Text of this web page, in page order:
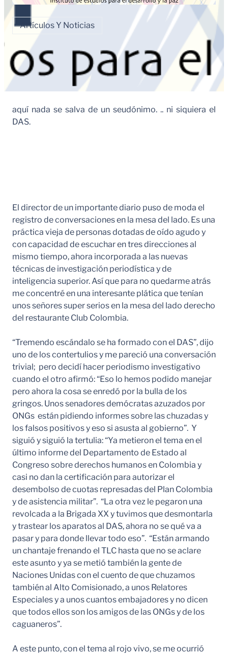
Artículos Y Noticias
aquí nada se salva de un seudónimo. .. ni siquiera el
DAS.
El director de un importante diario puso de moda el
registro de conversaciones en la mesa del lado. Es una
práctica vieja de personas dotadas de oído agudo y
con capacidad de escuchar en tres direcciones al
mismo tiempo, ahora incorporada a las nuevas
técnicas de investigación periodística y de
inteligencia superior. Así que para no quedarme atrás
me concentré en una interesante plática que tenían
unos señores super serios en la mesa del lado derecho
del restaurante Club Colombia.
“Tremendo escándalo se ha formado con el DAS”, dijo
uno de los contertulios y me pareció una conversación
trivial; pero decidí hacer periodismo investigativo
cuando el otro afirmó: “Eso lo hemos podido manejar
pero ahora la cosa se enredó por la bulla de los
gringos. Unos senadores demócratas azuzados por
ONGs están pidiendo informes sobre las chuzadas y
los falsos positivos y eso si asusta al gobierno”. Y
siguió y siguió la tertulia: “Ya metieron el tema en el
último informe del Departamento de Estado al
Congreso sobre derechos humanos en Colombia y
casi no dan la certificación para autorizar el
desembolso de cuotas represadas del Plan Colombia
y de asistencia militar”. “La otra vez le pegaron una
revolcada a la Brigada XX y tuvimos que desmontarla
y trastear los aparatos al DAS, ahora no se qué va a
pasar y para donde llevar todo eso”. “Están armando
un chantaje frenando el TLC hasta que no se aclare
este asunto y ya se metió también la gente de
Naciones Unidas con el cuento de que chuzamos
también al Alto Comisionado, a unos Relatores
Especiales y a unos cuantos embajadores y no dicen
que todos ellos son los amigos de las ONGs y de los
caguaneros”.
A este punto, con el tema al rojo vivo, se me ocurrió